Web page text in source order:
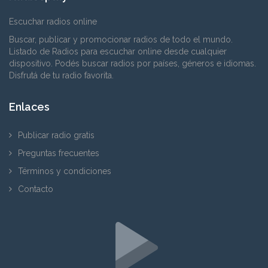
Escuchar radios online
Buscar, publicar y promocionar radios de todo el mundo.
Listado de Radios para escuchar online desde cualquier
dispositivo. Podés buscar radios por países, géneros e idiomas.
Disfrutá de tu radio favorita.
Enlaces
Publicar radio gratis
Preguntas frecuentes
Términos y condiciones
Contacto